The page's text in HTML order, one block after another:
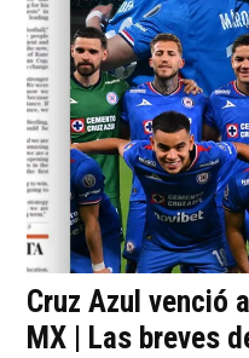
Cruz Azul venció
MX | Las breves